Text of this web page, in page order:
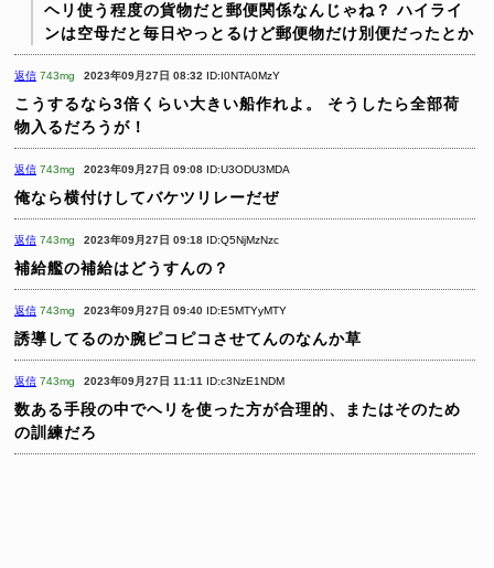
ヘリ使う程度の貨物だと郵便関係なんじゃね？ ハイライ
ンは空母だと毎日やっとるけど郵便物だけ別便だったとか
返信 743mg 2023年09月27日 08:32 ID:I0NTA0MzY
こうするなら3倍くらい大きい船作れよ。
そうしたら全部荷
物入るだろうが！
返信 743mg 2023年09月27日 09:08 ID:U3ODU3MDA
俺なら横付けしてバケツリレーだぜ
返信 743mg 2023年09月27日 09:18 ID:Q5NjMzNzc
補給艦の補給はどうすんの？
返信 743mg 2023年09月27日 09:40 ID:E5MTYyMTY
誘導してるのか腕ピコピコさせてんのなんか草
返信 743mg 2023年09月27日 11:11 ID:c3NzE1NDM
数ある手段の中でヘリを使った方が合理的、またはそのため
の訓練だろ